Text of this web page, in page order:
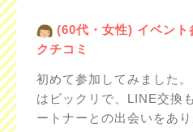
(60代・女性) イベント
クチコミ
初めて参加してみました
はビックリで、LINE交換
ートナーとの出会いをあ